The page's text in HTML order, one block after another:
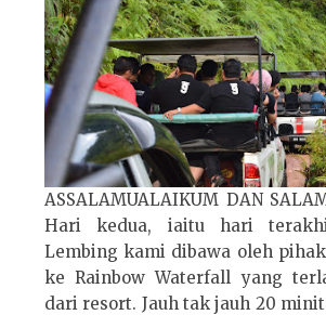
ASSALAMUALAIKUM DAN
Hari kedua, iaitu hari
Lembing kami dibawa oleh pihak
ke Rainbow Waterfall yang
dari resort. Jauh tak jauh 20